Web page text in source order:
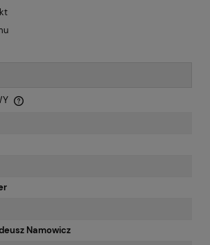
EWENTUALNYCH KOSZTÓW PŁATNOŚCI
Namowicz